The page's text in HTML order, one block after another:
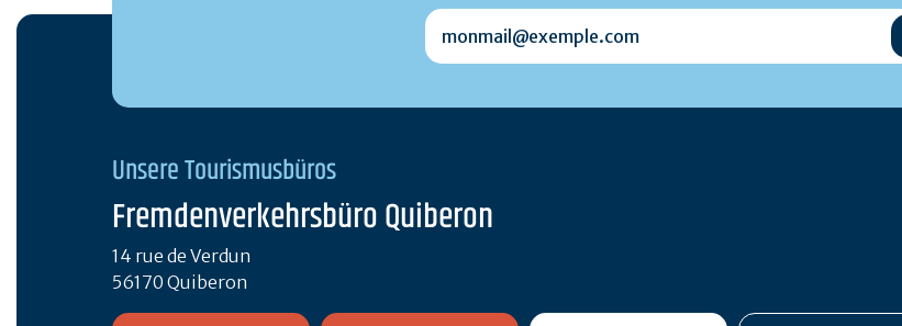
monmail@exemple.com
Unsere Tourismusbüros
Fremdenverkehrsbüro Quiberon
14 rue de Verdun
56170 Quiberon